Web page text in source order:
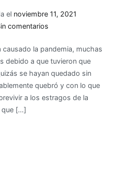
el noviembre 11, 2021
comentariosen
inversión
como
método
de
ahorro
la pandemia, muchas
debido a que tuvieron que
se hayan quedado sin
quebró y con lo que
a los estragos de la
que […]